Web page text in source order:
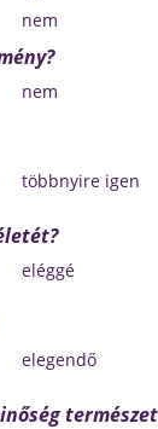
nem
nem
többnyire igen
eléggé
elegendő